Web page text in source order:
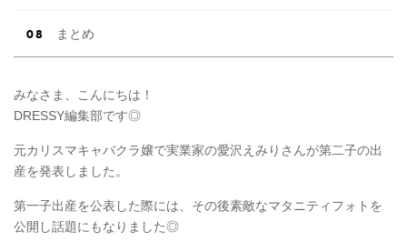
まとめ
みなさま、こんにちは！
DRESSY編集部です◎
元カリスマキャバクラ嬢で実業家の愛沢えみりさんが第二子の出
産を発表しました。
第一子出産を公表した際には、その後素敵なマタニティフォトを
公開し話題にもなりました◎